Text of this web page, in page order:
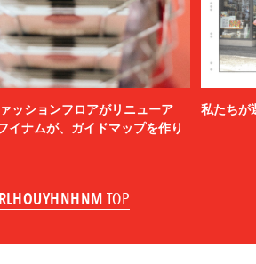
ッションフロアがリニューア
イナムが、ガイドマップを作り
私たちが
TOP